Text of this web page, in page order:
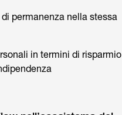
permanenza nella stessa
in termini di risparmio